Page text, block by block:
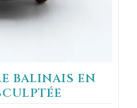
BALINAIS EN